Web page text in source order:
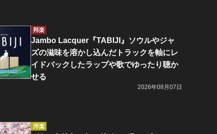
邦楽
Jambo Lacquer『TABIJI』ソウルやジャ
ズの滋味を溶かし込んだトラックを軸にレ
イドバックしたラップや歌でゆったり聴か
せる
2026年08月07日
洋楽